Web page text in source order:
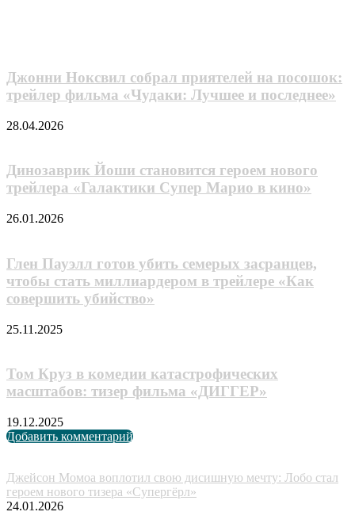
Джонни Ноксвил собрал приятелей на посошок:
трейлер фильма «Чудаки: Лучшее и последнее»
28.04.2026
Динозаврик Йоши становится героем нового
трейлера «Галактики Супер Марио в кино»
26.01.2026
Глен Пауэлл готов убить семерых засранцев,
чтобы стать миллиардером в трейлере «Как
совершить убийство»
25.11.2025
Том Круз в комедии катастрофических
масштабов: тизер фильма «ДИГГЕР»
19.12.2025
Добавить комментарий
Джейсон Момоа воплотил свою дисишную мечту: Лобо стал
героем нового тизера «Супергёрл»
24.01.2026